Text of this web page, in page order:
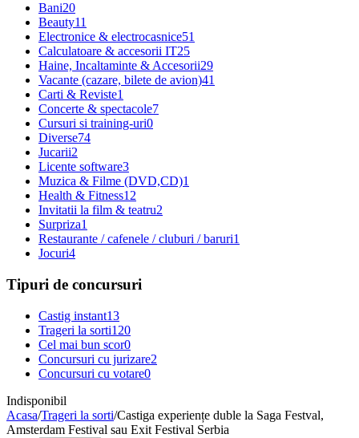
Bani20
Beauty11
Electronice & electrocasnice51
Calculatoare & accesorii IT25
Haine, Incaltaminte & Accesorii29
Vacante (cazare, bilete de avion)41
Carti & Reviste1
Concerte & spectacole7
Cursuri si training-uri0
Diverse74
Jucarii2
Licente software3
Muzica & Filme (DVD,CD)1
Health & Fitness12
Invitatii la film & teatru2
Surpriza1
Restaurante / cafenele / cluburi / baruri1
Jocuri4
Tipuri de concursuri
Castig instant13
Trageri la sorti120
Cel mai bun scor0
Concursuri cu jurizare2
Concursuri cu votare0
Indisponibil
Acasa/Trageri la sorti/Castiga experiențe duble la Saga Festval,
Amsterdam Festival sau Exit Festival Serbia